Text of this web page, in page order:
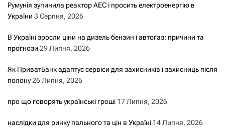
Румунія зупинила реактор АЕС і просить електроенергію в
України 3 Серпня, 2026
В Україні зросли ціни на дизель бензин і автогаз: причини та
прогнози 29 Липня, 2026
Як ПриватБанк адаптує сервіси для захисників і захисниць після
полону26 Липня, 2026
про що говорять українські гроші 17 Липня, 2026
наслідки для ринку пального та цін в Україні 14 Липня, 2026